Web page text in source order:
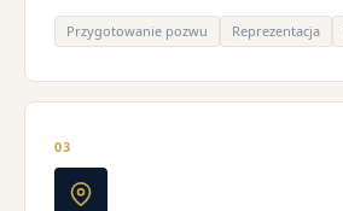
Przygotowanie pozwu Reprezentacja
03